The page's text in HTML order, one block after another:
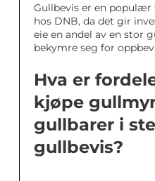
Gullbevis er en
hos DNB, da det gir
eie en andel av en stor
bekymre seg for
Hva er
kjøpe
gullbarer i
gullbevis?